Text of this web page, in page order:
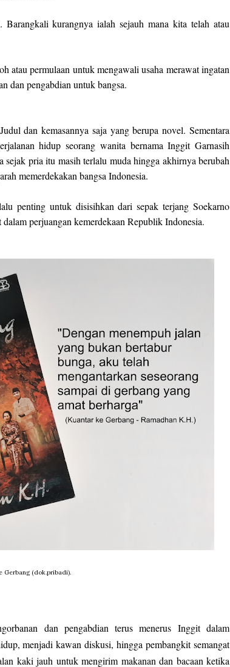
kurangnya ialah sejauh mana kita telah atau
atau permulaan untuk mengawali usaha merawat ingatan
dan pengabdian untuk bangsa.
dan kemasannya saja yang berupa novel. Sementara
hidup seorang wanita bernama Inggit Garnasih
sejak pria itu masih terlalu muda hingga akhirnya berubah
memerdekakan bangsa Indonesia.
penting untuk disisihkan dari sepak terjang Soekarno
perjuangan kemerdekaan Republik Indonesia.
Gerbang (dok.pribadi).
dan pengabdian terus menerus Inggit dalam
menjadi kawan diskusi, hingga pembangkit semangat
kaki jauh untuk mengirim makanan dan bacaan ketika